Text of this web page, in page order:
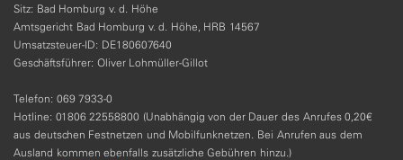
Sitz: Bad Homburg v. d. Höhe
Amtsgericht Bad Homburg v. d. Höhe, HRB 14567
Umsatzsteuer-ID: DE180607640
Geschäftsführer: Oliver Lohmüller-Gillot
Telefon: 069 7933-0
Hotline: 01806 22558800 (Unabhängig von der Dauer des Anrufes 0,20€
aus deutschen Festnetzen und Mobilfunknetzen. Bei Anrufen aus dem
Ausland kommen ebenfalls zusätzliche Gebühren hinzu.)